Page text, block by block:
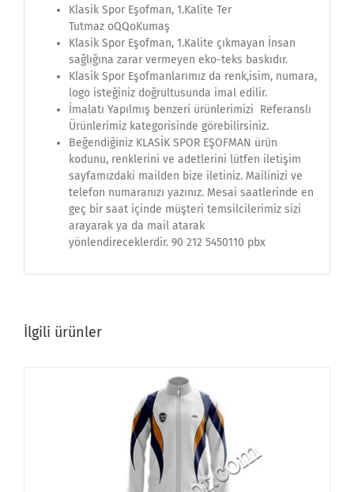
Klasik Spor Eşofman, 1.Kalite Ter
Tutmaz oQQoKumaş
Klasik Spor Eşofman, 1.Kalite çıkmayan İnsan
sağlığına zarar vermeyen eko-teks baskıdır.
Klasik Spor Eşofmanlarımız da renk,isim, numara,
logo isteğiniz doğrultusunda imal edilir.
İmalatı Yapılmış benzeri ürünlerimizi Referanslı
Ürünlerimiz kategorisinde görebilirsiniz.
Beğendiğiniz KLASİK SPOR EŞOFMAN ürün
kodunu, renklerini ve adetlerini lütfen iletişim
sayfamızdaki mailden bize iletiniz. Mailinizi ve
telefon numaranızı yazınız. Mesai saatlerinde en
geç bir saat içinde müşteri temsilcilerimiz sizi
arayarak ya da mail atarak
yönlendireceklerdir. 90 212 5450110 pbx
İlgili ürünler